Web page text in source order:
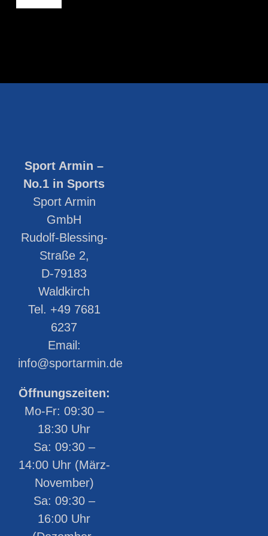
Sport Armin –
No.1 in Sports
Sport Armin
GmbH
Rudolf-Blessing-
Straße 2,
D-79183
Waldkirch
Tel. +49 7681
6237
Email:
info@sportarmin.de
Öffnungszeiten:
Mo-Fr: 09:30 –
18:30 Uhr
Sa: 09:30 –
14:00 Uhr (März-
November)
Sa: 09:30 –
16:00 Uhr